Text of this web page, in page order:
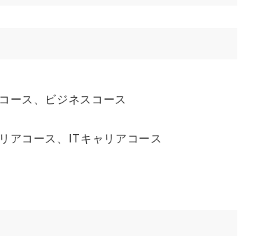
ース、ビジネスコース
アコース、ITキャリアコース